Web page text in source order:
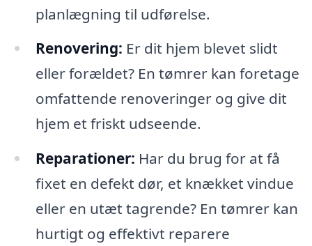
planlægning til udførelse.
Renovering: Er dit hjem blevet slidt
eller forældet? En tømrer kan foretage
omfattende renoveringer og give dit
hjem et friskt udseende.
Reparationer: Har du brug for at få
fixet en defekt dør, et knækket vindue
eller en utæt tagrende? En tømrer kan
hurtigt og effektivt reparere